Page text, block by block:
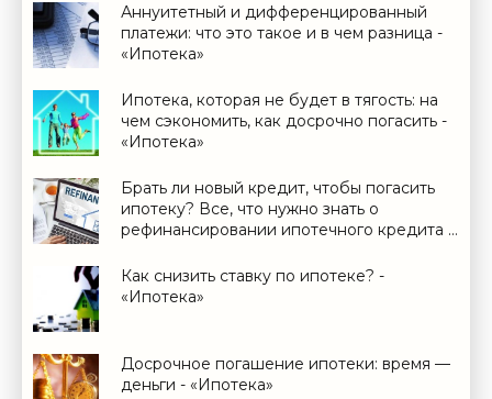
Аннуитетный и дифференцированный
платежи: что это такое и в чем разница -
«Ипотека»
Ипотека, которая не будет в тягость: на
чем сэкономить, как досрочно погасить -
«Ипотека»
Брать ли новый кредит, чтобы погасить
ипотеку? Все, что нужно знать о
рефинансировании ипотечного кредита -
Как снизить ставку по ипотеке? -
«Ипотека»
Досрочное погашение ипотеки: время —
деньги - «Ипотека»